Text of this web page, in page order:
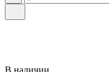
В наличии